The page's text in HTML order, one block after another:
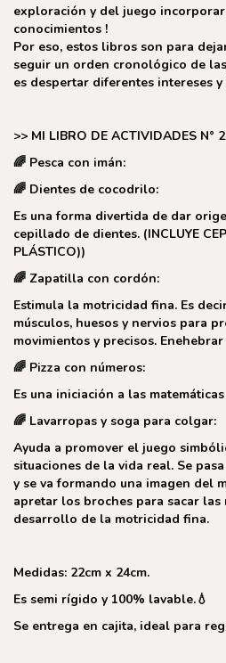
exploración y del juego
conocimientos !
Por eso, estos libros son para
seguir un orden cronológico de
es despertar diferentes intereses y
>> MI LIBRO DE ACTIVIDADES N° 2
🌈 Pesca con imán:
🌈 Dientes de cocodrilo:
Es una forma divertida de dar
cepillado de dientes. (INCLUYE
PLÁSTICO))
🌈 Zapatilla con cordón:
Estimula la motricidad fina. Es
músculos, huesos y nervios para
movimientos y precisos.
🌈 Pizza con números:
Es una iniciación a las
🌈 Lavarropas y soga para colgar:
Ayuda a promover el juego
situaciones de la vida real. Se
y se va formando una imagen del
apretar los broches para sacar las
desarrollo de la motricidad fina.
Medidas: 22cm x 24cm.
Es semi rígido y 100% lavable.💧
Se entrega en cajita, ideal para